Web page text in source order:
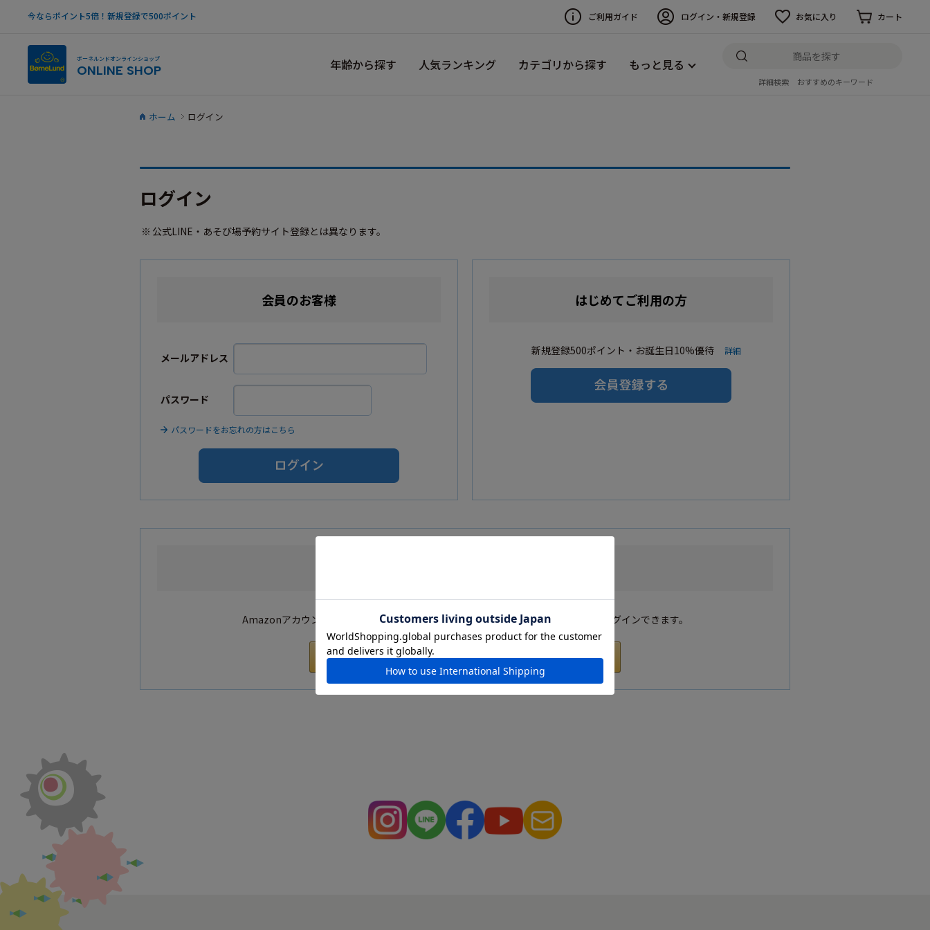
今ならポイント5倍！新規登録で500ポイント ご利用ガイド ログイン・新規登録 お気に入り カート
ボーネルンドオンラインショップ
ONLINE SHOP 年齢から探す 人気ランキング カテゴリから探す もっと見る
詳細検索 おすすめのキーワード
ホーム ログイン
ログイン
公式LINE・あそび場予約サイト登録とは異なります。
会員のお客様
メールアドレス
パスワード
パスワードをお忘れの方はこちら
はじめてご利用の方
新規登録500ポイント・お誕生日10%優待 詳細
Amazonアカウントを利用し会員登録されたお客様はAmazonのID・パスワードでログインできます。